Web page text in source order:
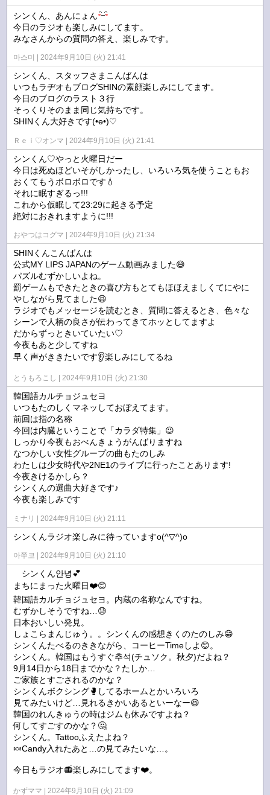
シンくん、あんにょん
今日のラジオも楽しみにしてます。
みなさんからの質問の答え、楽しみです。
마스미 2024年9月10日 (火) 21:41
シンくん、スタッフさまこんばんは
いつもラヂオもブログSHINの素顔楽しみにしてます。
今日のブログのラスト３行
そっくりそのまま同じ気持ちです。
SHINくん大好きです(•ө•)♡
Ｒｅｉ♡オンマ 2024年9月10日 (火) 21:41
シンくん♡やっと火曜日だー
今日は死ぬほどいそがしかったし、いろいろ気を使うこともお
おくてもうボロボロです💧
それに眠すぎるっ!!!
これから仮眠して23:29に起きる予定
絶対におきれますように!!!
おやつはコグマ 2024年9月10日 (火) 21:34
SHINくんこんばんは
公式MY LIPS JAPANのゲーム動画みました😄
パズルむずかしいよね。
罰ゲームもできたときの喜び方もとてもほほえましくてにやに
やしながら見てました😆
ラジオでもメッセージを読むとき、質問に答えるとき、色々な
シーンで人柄の良さが伝わってきてホッとしてますよ
だからずっときいていたい♡
今夜もあと少してすね
早く声がききたいです👂️楽しみにしてるね
とうもろこし 2024年9月10日 (火) 21:30
韓国語カルチョジュセヨ
いつもたのしくマネッしておぼえてます。
前回は指の名称
今回は内臓ということで「カラダ特集」😉
しっかり今夜もおべんきょうがんばりますね
なつかしい女性グループの曲もたのしみ
わたしは少女時代や2NE1のライブに行ったことあります!
今夜きけるかしら？
シンくんの選曲大好きです♪
今夜も楽しみです
ミナリ 2024年9月10日 (火) 21:11
シンくんラジオ楽しみに待っていますo(^▽^)o
아쭈코 2024年9月10日 (火) 21:10
シンくん안녕💕
まちにまった火曜日❤️😊
韓国語カルチョジュセヨ。内蔵の名称なんですね。
むずかしそうですね…😓
日本おいしい発見。
しょこらまんじゅう。。シンくんの感想きくのたのしみ😁
シンくんたべるのききながら、コーヒーTimeしよ😊。
シンくん。韓国はもうすぐ추석(チュソク。秋夕)だよね？
9月14日から18日までかな？たしか…
ご家族とすごされるのかな？
シンくんボクシング🥊してるホームとかいろいろ
見てみたいけど…見れるきかいあるといーなー😆
韓国のれんきゅうの時はジムも休みですよね？
何してすごすのかな？🤔
シンくん。Tattooふえたよね？
🍬Candy入れたあと…の見てみたいな…。
今日もラジオ📻️楽しみにしてます❤️。
かずママ 2024年9月10日 (火) 21:09